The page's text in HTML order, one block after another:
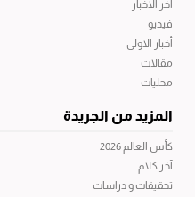
آخر الاخبار
فيديو
أخبار الاولى
مقالات
محليات
المزيد من الجريدة
كأس العالم 2026
آخر كلام
تحقيقات و دراسات